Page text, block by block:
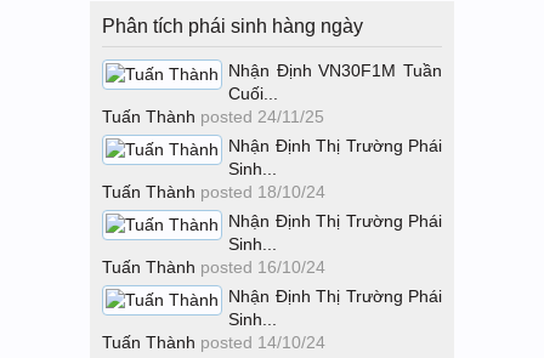
Phân tích phái sinh hàng ngày
Nhận Định VN30F1M Tuần
Cuối...
Tuấn Thành posted 24/11/25
Nhận Định Thị Trường Phái
Sinh...
Tuấn Thành posted 18/10/24
Nhận Định Thị Trường Phái
Sinh...
Tuấn Thành posted 16/10/24
Nhận Định Thị Trường Phái
Sinh...
Tuấn Thành posted 14/10/24